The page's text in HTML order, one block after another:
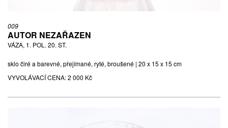
009
AUTOR NEZAŘAZEN
VÁZA, 1. POL. 20. ST.
sklo čiré a barevné, přejímané, ryté, broušené | 20 x 15 x 15 cm
VYVOLÁVACÍ CENA:2 000 Kč